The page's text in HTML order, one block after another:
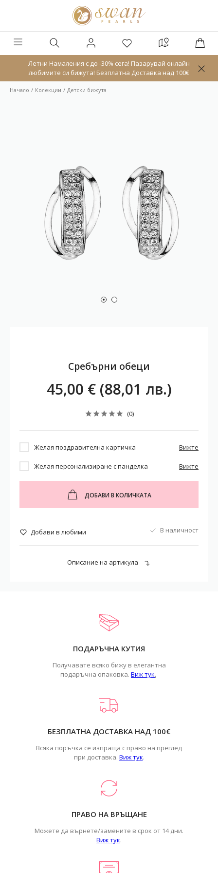
Летни Намаления с до -30% сега! Пазарувай онлайн
любимите си бижута! Безплатна Доставка над 100€
Начало Колекции Детски бижута
Сребърни обеци
45,00 € (88,01 лв.)
(0)
Желая поздравителна картичка Вижте
Желая персонализиране с панделка Вижте
ДОБАВИ В КОЛИЧКАТА
Добави в любими В наличност
Описание на артикула
ПОДАРЪЧНА КУТИЯ
Получавате всяко бижу в елегантна
подаръчна опаковка. Виж тук.
БЕЗПЛАТНА ДОСТАВКА НАД 100€
Всяка поръчка се изпраща с право на преглед
при доставка. Виж тук.
ПРАВО НА ВРЪЩАНЕ
Можете да върнете/замените в срок от 14 дни.
Виж тук.